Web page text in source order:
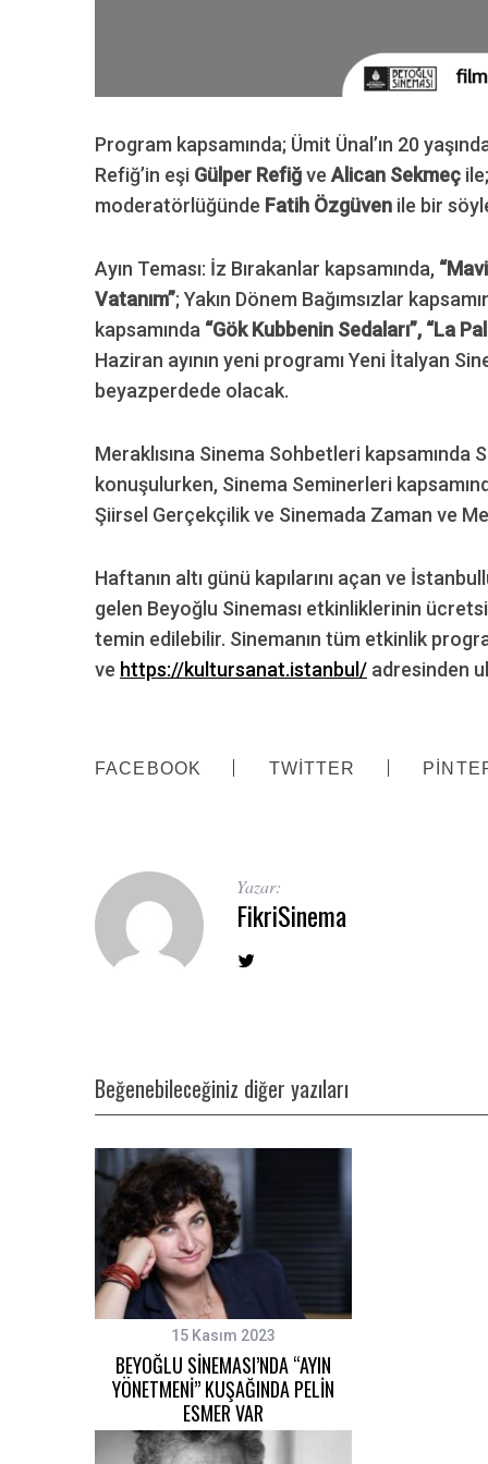
Program kapsamında; Ümit Ünal’ın 20
Refiğ’in eşi Gülper Refiğve Alican Sekmeç ile;
moderatörlüğünde Fatih Özgüven ile bir
Ayın Teması: İz Bırakanlar kapsamında,
Vatanım”; Yakın Dönem Bağımsızlar
kapsamında “Gök Kubbenin Sedaları”, “La
Haziran ayının yeni programı Yeni İtalyan
beyazperdede olacak.
Meraklısına Sinema Sohbetleri kapsamında
konuşulurken, Sinema Seminerleri
Şiirsel Gerçekçilik ve Sinemada Zaman ve
Haftanın altı günü kapılarını açan ve
gelen Beyoğlu Sineması etkinliklerinin
temin edilebilir. Sinemanın tüm etkinlik
ve https://kultursanat.istanbul/ adresinden
FACEBOOK TWITTER
Yazar:
FikriSinema
Beğenebileceğiniz diğer yazıları
15 Kasım 2023
BEYOĞLU SİNEMASI’NDA “AYIN
YÖNETMENİ” KUŞAĞINDA PELİN
ESMER VAR